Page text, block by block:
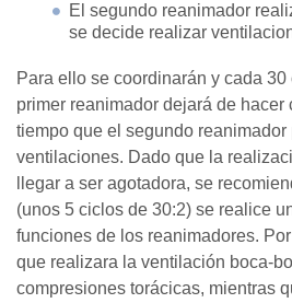
El segundo reanimador
se decide realizar
Para ello se coordinarán y cada 30
primer reanimador dejará de hacer
tiempo que el segundo
ventilaciones. Dado que la
llegar a ser agotadora, se
(unos 5 ciclos de 30:2) se realice
funciones de los reanimadores.
que realizara la ventilación boca-
compresiones torácicas, mientras